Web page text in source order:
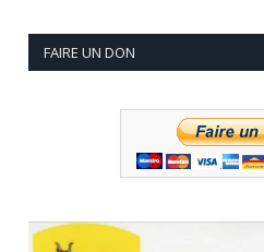
FAIRE UN DON